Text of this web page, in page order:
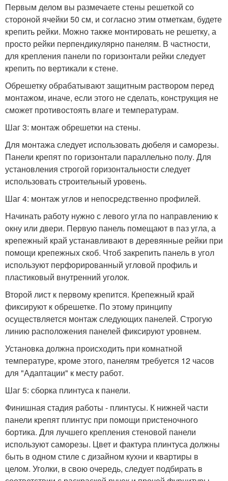
Первым делом вы размечаете стены решеткой со
стороной ячейки 50 см, и согласно этим отметкам, будете
крепить рейки. Можно также монтировать не решетку, а
просто рейки перпендикулярно панелям. В частности,
для крепления панели по горизонтали рейки следует
крепить по вертикали к стене.
Обрешетку обрабатывают защитным раствором перед
монтажом, иначе, если этого не сделать, конструкция не
сможет противостоять влаге и температурам.
Шаг 3: монтаж обрешетки на стены.
Для монтажа следует использовать дюбеля и саморезы.
Панели крепят по горизонтали параллельно полу. Для
установления строгой горизонтальности следует
использовать строительный уровень.
Шаг 4: монтаж углов и непосредственно профилей.
Начинать работу нужно с левого угла по направлению к
окну или двери. Первую панель помещают в паз угла, а
крепежный край устанавливают в деревянные рейки при
помощи крепежных скоб. Чтоб закрепить панель в угол
используют перфорированный угловой профиль и
пластиковый внутренний уголок.
Второй лист к первому крепится. Крепежный край
фиксируют к обрешетке. По этому принципу
осуществляется монтаж следующих панелей. Строгую
линию расположения панелей фиксируют уровнем.
Установка должна происходить при комнатной
температуре, кроме этого, панелям требуется 12 часов
для "Адаптации" к месту работ.
Шаг 5: сборка плинтуса к панели.
Финишная стадия работы - плинтусы. К нижней части
панели крепят плинтус при помощи пристеночного
бортика. Для лучшего крепления стеновой панели
используют саморезы. Цвет и фактура плинтуса должны
быть в одном стиле с дизайном кухни и квартиры в
целом. Уголки, в свою очередь, следует подбирать в